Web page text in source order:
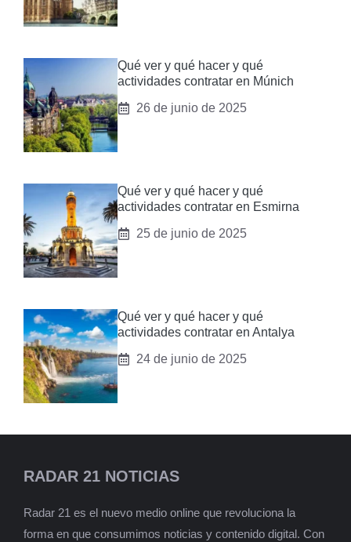
Qué ver y qué hacer y qué
actividades contratar en Múnich
26 de junio de 2025
Qué ver y qué hacer y qué
actividades contratar en Esmirna
25 de junio de 2025
Qué ver y qué hacer y qué
actividades contratar en Antalya
24 de junio de 2025
RADAR 21 NOTICIAS
Radar 21 es el nuevo medio online que revoluciona la
forma en que consumimos noticias y contenido digital. Con